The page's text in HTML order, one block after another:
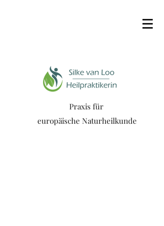
Praxis für
europäische Naturheilkunde